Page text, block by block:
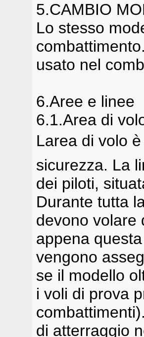
5.CAMBIO
Lo stesso
usato nel
6.Aree e linee
6.1.Area di
Larea di volo
sicurezza. La
dei piloti,
Durante tutta
devono volare
appena
vengono
se il modello
i voli di prova
di atterraggio